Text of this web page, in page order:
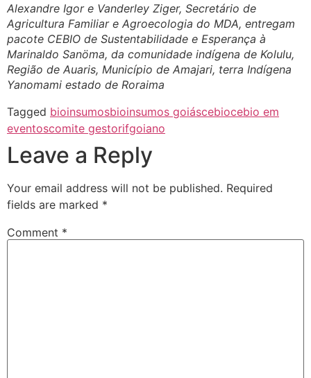
Alexandre Igor e Vanderley Ziger, Secretário de
Agricultura Familiar e Agroecologia do MDA, entregam
pacote CEBIO de Sustentabilidade e Esperança à
Marinaldo Sanöma, da comunidade indígena de Kolulu,
Região de Auaris, Município de Amajari, terra Indígena
Yanomami estado de Roraima
Tagged bioinsumosbioinsumos goiáscebiocebio em
eventoscomite gestorifgoiano
Leave a Reply
Your email address will not be published. Required
fields are marked *
Comment *